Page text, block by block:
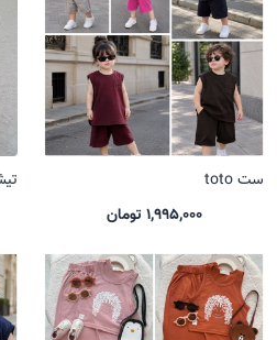
ست toto
1,995,000 تومان